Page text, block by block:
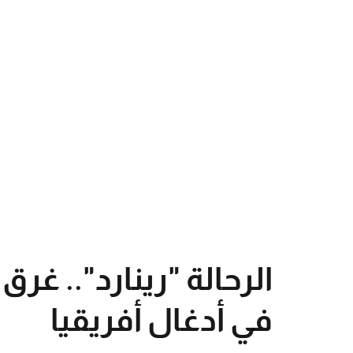
الرحالة "رينارد"..
في أدغال أفريقيا